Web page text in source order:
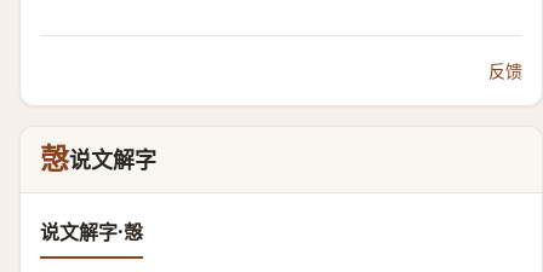
反馈
愨说文解字
说文解字·愨